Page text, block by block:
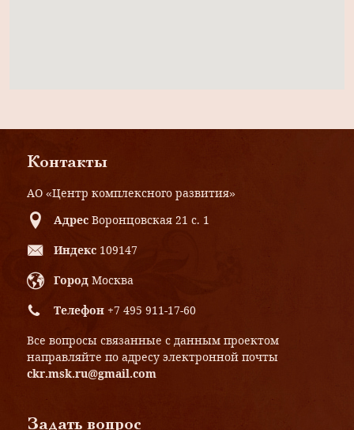
Контакты
АО «Центр комплексного развития»
Адрес Воронцовская 21 с. 1
Индекс 109147
Город Москва
Телефон +7 495 911-17-60
Все вопросы связанные с данным проектом
направляйте по адресу электронной почты
ckr.msk.ru@gmail.com
Задать вопрос